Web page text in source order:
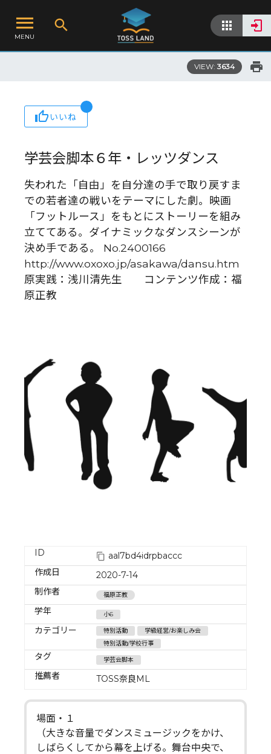
MENU
VIEW: 3634
いいね
学芸会脚本６年・レッツダンス
失われた「自由」を自分達の手で取り戻すま
での若者達の戦いをテーマにした劇。映画
「フットルース」をもとにストーリーを組み
立ててある。ダイナミックなダンスシーンが
決め手である。 No.2400166
http://www.oxoxo.jp/asakawa/dansu.htm
原実践：浅川清先生 コンテンツ作成：福
原正教
ID
aal7bd4idrpbaccc
作成日
2020-7-14
制作者
福原正教
学年 小6
カテゴリー 特別活動
学級経営/お楽しみ会
特別活動/学校行事
タグ 学芸会脚本
推薦者 TOSS奈良ML
場面・１
（大きな音量でダンスミュージックをかけ、
しばらくしてから幕を上げる。舞台中央で、